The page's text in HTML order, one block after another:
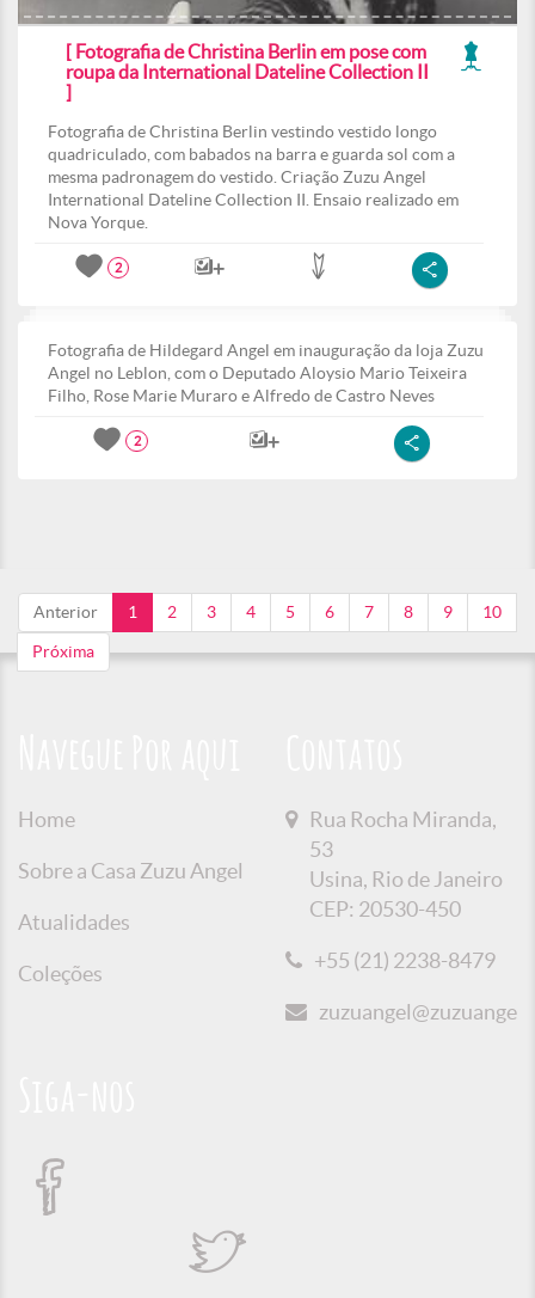
[ Fotografia de Christina Berlin em pose com
roupa da International Dateline Collection II
]
Fotografia de Christina Berlin vestindo vestido longo
quadriculado, com babados na barra e guarda sol com a
mesma padronagem do vestido. Criação Zuzu Angel
International Dateline Collection II. Ensaio realizado em
Nova Yorque.
2
Fotografia de Hildegard Angel em inauguração da loja Zuzu
Angel no Leblon, com o Deputado Aloysio Mario Teixeira
Filho, Rose Marie Muraro e Alfredo de Castro Neves
2
Anterior 1 2 3 4 5 6 7 8 9 10
Próxima
Home
Sobre a Casa Zuzu Angel
Atualidades
Coleções
Rua Rocha Miranda,
53
Usina, Rio de Janeiro
CEP: 20530-450
+55 (21) 2238-8479